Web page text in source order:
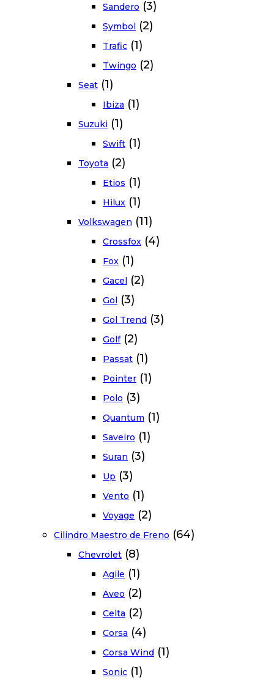
Sandero (3)
Symbol (2)
Trafic (1)
Twingo (2)
Seat (1)
Ibiza (1)
Suzuki (1)
Swift (1)
Toyota (2)
Etios (1)
Hilux (1)
Volkswagen (11)
Crossfox (4)
Fox (1)
Gacel (2)
Gol (3)
Gol Trend (3)
Golf (2)
Passat (1)
Pointer (1)
Polo (3)
Quantum (1)
Saveiro (1)
Suran (3)
Up (3)
Vento (1)
Voyage (2)
Cilindro Maestro de Freno (64)
Chevrolet (8)
Agile (1)
Aveo (2)
Celta (2)
Corsa (4)
Corsa Wind (1)
Sonic (1)